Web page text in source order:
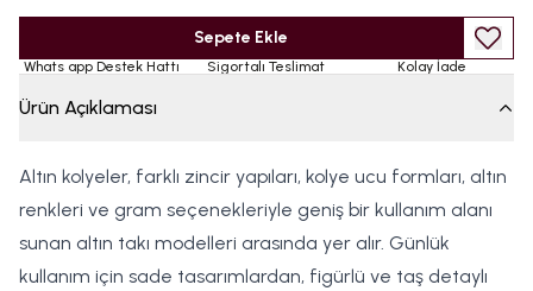
Sepete Ekle
Whats app Destek Hattı Sigortalı Teslimat Kolay İade
Ürün Açıklaması
Altın kolyeler, farklı zincir yapıları, kolye ucu formları, altın
renkleri ve gram seçenekleriyle geniş bir kullanım alanı
sunan altın takı modelleri arasında yer alır. Günlük
kullanım için sade tasarımlardan, figürlü ve taş detaylı